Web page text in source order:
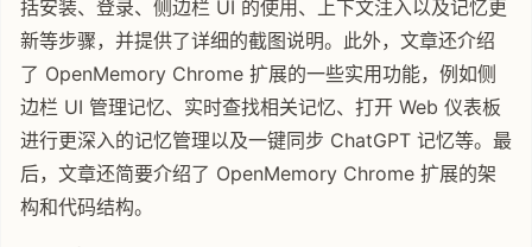
括安装、登录、侧边栏 UI 的使用、上下文注入以及记忆更
新等步骤，并提供了详细的截图说明。此外，文章还介绍
了 OpenMemory Chrome 扩展的一些实用功能，例如侧
边栏 UI 管理记忆、实时查找相关记忆、打开 Web 仪表板
进行更深入的记忆管理以及一键同步 ChatGPT 记忆等。最
后，文章还简要介绍了 OpenMemory Chrome 扩展的架
构和代码结构。